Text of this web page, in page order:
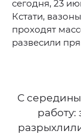
сегодня, 23
Кстати,
проходят
развесили
С
работу: